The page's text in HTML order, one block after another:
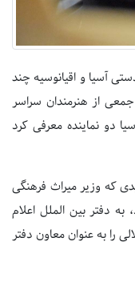
آسیا و اقیانوسیه چند
از هنرمندان سراسر
دو نماینده معرفی کرد
که وزیر میراث فرهنگی
دفتر بین الملل اعلام
را به عنوان معاون دفتر